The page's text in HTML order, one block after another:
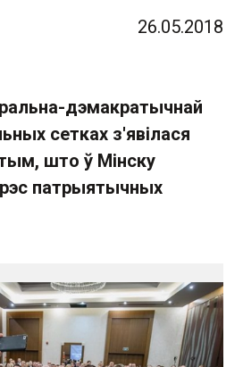
26.05.2018
дэмакратычнай
сетках з'явілася
што ў Мінску
патрыятычных